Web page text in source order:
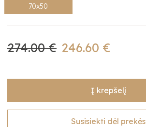
70x50
246.60 €
274.00 €
Į krepšelį
Susisiekti dėl prekės